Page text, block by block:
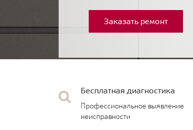
Заказать ремонт
Бесплатная диагностика
Профессиональное выявление
неисправности